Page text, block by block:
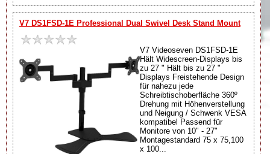
V7 DS1FSD-1E Professional Dual Swivel Desk Stand Mount
V7 Videoseven DS1FSD-1E
Hält Widescreen-Displays bis
zu 27 " Hält bis zu 27 "
Displays Freistehende Design
für nahezu jede
Schreibtischoberfläche 360º
Drehung mit Höhenverstellung
und Neigung / Schwenk VESA
kompatibel Passend für
Monitore von 10" - 27"
Montagestandard 75 x 75,100
x 100...